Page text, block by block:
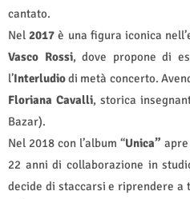
cantato.
Nel2017 è una figura iconica
Vasco Rossi, dove propone di
l’Interludiodi metà concerto.
Floriana Cavalli, storica
Bazar).
Nel 2018 con l’album “Unica”
22 anni di collaborazione in
decide di staccarsi e riprendere